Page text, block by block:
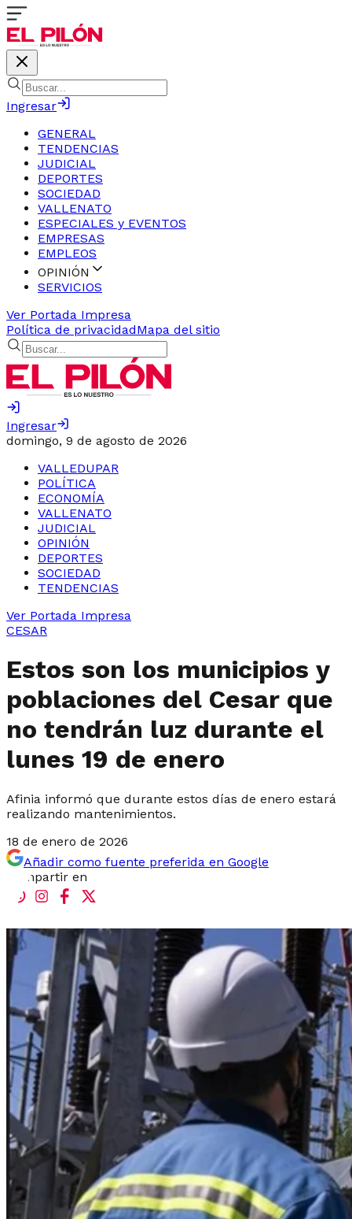
Ingresar
GENERAL
TENDENCIAS
JUDICIAL
DEPORTES
SOCIEDAD
VALLENATO
ESPECIALES y EVENTOS
EMPRESAS
EMPLEOS
OPINIÓN
SERVICIOS
Ver Portada Impresa
Política de privacidadMapa del sitio
Ingresar
domingo, 9 de agosto de 2026
VALLEDUPAR
POLÍTICA
ECONOMÍA
VALLENATO
JUDICIAL
OPINIÓN
DEPORTES
SOCIEDAD
TENDENCIAS
Ver Portada Impresa
CESAR
Estos son los municipios y
poblaciones del Cesar que
no tendrán luz durante el
lunes 19 de enero
Afinia informó que durante estos días de enero estará
realizando mantenimientos.
18 de enero de 2026
Añadir como fuente preferida en Google
Compartir en